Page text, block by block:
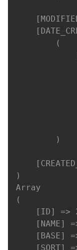
        (
        )
)
Array
(
[ID] =>
[NAME]
[BASE]
[SORT]